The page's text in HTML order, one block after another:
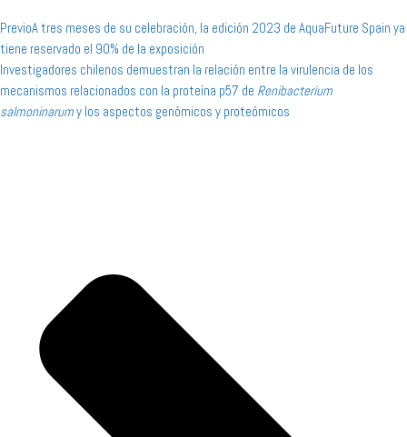
PrevioA tres meses de su celebración, la edición 2023 de AquaFuture Spain ya
tiene reservado el 90% de la exposición
Investigadores chilenos demuestran la relación entre la virulencia de los
mecanismos relacionados con la proteína p57 de Renibacterium
salmoninarumy los aspectos genómicos y proteómicos